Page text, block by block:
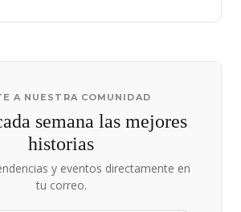
A NUESTRA COMUNIDAD
semana las mejores
historias
y eventos directamente en
tu correo.